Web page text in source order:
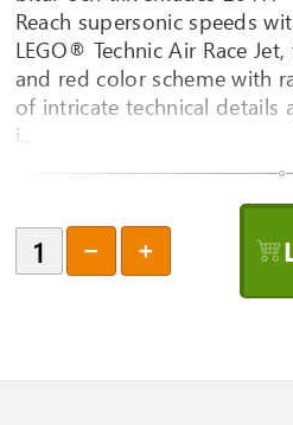
Reach supersonic speeds
LEGO® Technic Air Race
and red color scheme with
of intricate technical details
i...